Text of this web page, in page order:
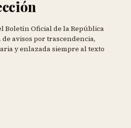
Boletín Oficial de la República
avisos por trascendencia,
y enlazada siempre al texto